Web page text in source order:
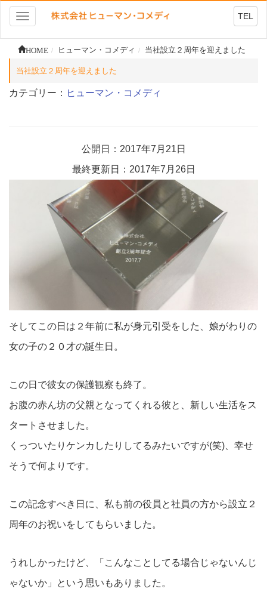
Toggle
navigation
TEL
HOME ヒューマン・コメディ 当社設立２周年を迎えました
当社設立２周年を迎えました
カテゴリー： ヒューマン・コメディ
公開日：2017年7月21日
最終更新日：2017年7月26日
そしてこの日は２年前に私が身元引受をした、娘がわりの
女の子の２０才の誕生日。
この日で彼女の保護観察も終了。
お腹の赤ん坊の父親となってくれる彼と、新しい生活をス
タートさせました。
くっついたりケンカしたりしてるみたいですが(笑)、幸せ
そうで何よりです。
この記念すべき日に、私も前の役員と社員の方から設立２
周年のお祝いをしてもらいました。
うれしかったけど、「こんなことしてる場合じゃないんじ
ゃないか」という思いもありました。